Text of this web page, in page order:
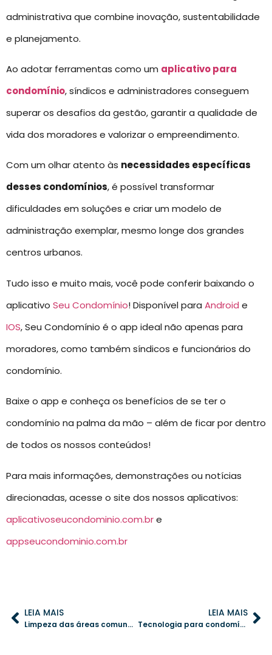
administrativa que combine inovação, sustentabilidade
e planejamento.
Ao adotar ferramentas como um aplicativo para
condomínio, síndicos e administradores conseguem
superar os desafios da gestão, garantir a qualidade de
vida dos moradores e valorizar o empreendimento.
Com um olhar atento às necessidades específicas
desses condomínios, é possível transformar
dificuldades em soluções e criar um modelo de
administração exemplar, mesmo longe dos grandes
centros urbanos.
Tudo isso e muito mais, você pode conferir baixando o
aplicativo Seu Condomínio! Disponível para Android e
IOS, Seu Condomínio é o app ideal não apenas para
moradores, como também síndicos e funcionários do
condomínio.
Baixe o app e conheça os benefícios de se ter o
condomínio na palma da mão – além de ficar por dentro
de todos os nossos conteúdos!
Para mais informações, demonstrações ou notícias
direcionadas, acesse o site dos nossos aplicativos:
aplicativoseucondominio.com.bre
appseucondominio.com.br
LEIA MAIS
Limpeza das áreas comuns: dicas para otimizar e evitar desperdícios
LEIA MAIS
Tecnologia para condomínios: otimize a reserva de áreas comuns com eficiência